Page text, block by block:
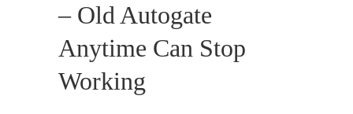
– Old Autogate
Anytime Can Stop
Working